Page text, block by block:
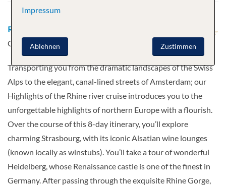
Route
Cologne - Amsterdam - Amsterdam
Transporting you from the dramatic landscapes of the Swiss
Alps to the elegant, canal-lined streets of Amsterdam; our
Highlights of the Rhine river cruise introduces you to the
unforgettable highlights of northern Europe with a flourish.
Over the course of this 8-day itinerary, you’ll explore
charming Strasbourg, with its iconic Alsatian wine lounges
(known locally as winstubs). You’ll take a tour of wonderful
Heidelberg, whose Renaissance castle is one of the finest in
Germany. After passing through the exquisite Rhine Gorge,
Impressum
Zustimmen
Ablehnen